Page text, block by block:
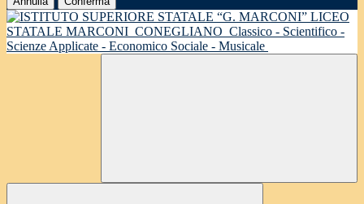
LICEO
STATALE MARCONI CONEGLIANO Classico - Scientifico -
Scienze Applicate - Economico Sociale - Musicale